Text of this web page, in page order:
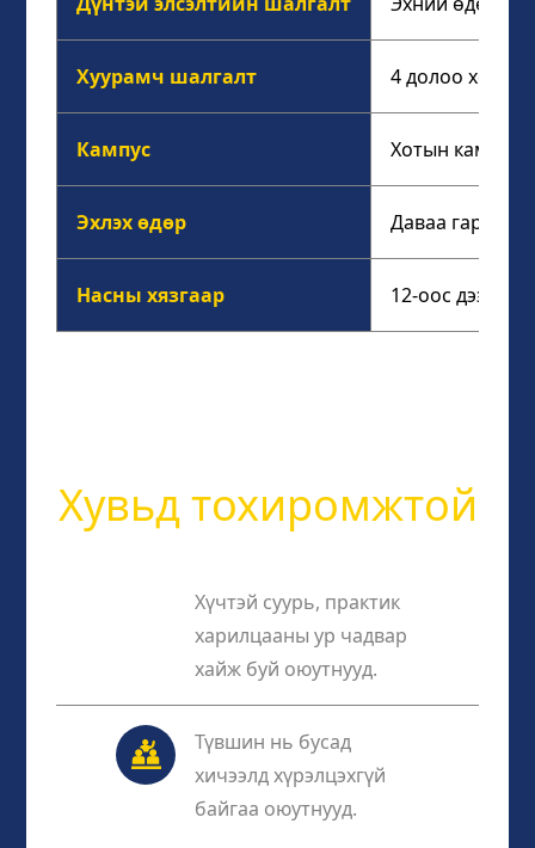
Хуурамч шалгалт 4 долоо хоногт
Кампус Хотын кампус,
Эхлэх өдөр Даваа гараг
Насны хязгаар 12-оос дээш
Хувьд тохиромжтой
Хүчтэй суурь, практик
харилцааны ур чадвар
хайж буй оюутнууд.
Түвшин нь бусад
хичээлд хүрэлцэхгүй
байгаа оюутнууд.